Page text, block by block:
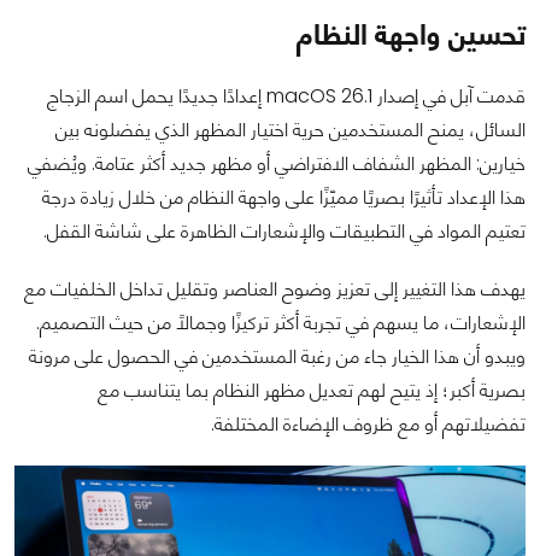
تحسين واجهة النظام
قدمت آبل في إصدار macOS 26.1 إعدادًا جديدًا يحمل اسم الزجاج
السائل، يمنح المستخدمين حرية اختيار المظهر الذي يفضلونه بين
خيارين: المظهر الشفاف الافتراضي أو مظهر جديد أكثر عتامة. ويُضفي
هذا الإعداد تأثيرًا بصريًا مميّزًا على واجهة النظام من خلال زيادة درجة
تعتيم المواد في التطبيقات والإشعارات الظاهرة على شاشة القفل.
يهدف هذا التغيير إلى تعزيز وضوح العناصر وتقليل تداخل الخلفيات مع
الإشعارات، ما يسهم في تجربة أكثر تركيزًا وجمالًا من حيث التصميم.
ويبدو أن هذا الخيار جاء من رغبة المستخدمين في الحصول على مرونة
بصرية أكبر؛ إذ يتيح لهم تعديل مظهر النظام بما يتناسب مع
تفضيلاتهم أو مع ظروف الإضاءة المختلفة.